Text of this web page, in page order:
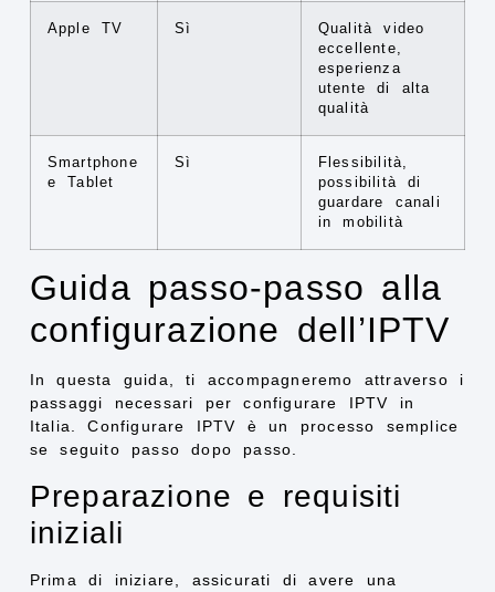
Apple TV Sì
Qualità video
eccellente,
esperienza
utente di alta
qualità
Smartphone
e Tablet
Sì
Flessibilità,
possibilità di
guardare canali
in mobilità
Guida passo-passo alla
configurazione dell’IPTV
In questa guida, ti accompagneremo attraverso i
passaggi necessari per configurare IPTV in
Italia. Configurare IPTV è un processo semplice
se seguito passo dopo passo.
Preparazione e requisiti
iniziali
Prima di iniziare, assicurati di avere una